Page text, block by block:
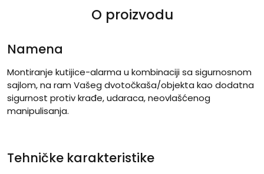
O proizvodu
Namena
Montiranje kutijice-alarma u kombinaciji sa sigurnosnom
sajlom, na ram Vašeg dvotočkaša/objekta kao dodatna
sigurnost protiv krađe, udaraca, neovlašćenog
manipulisanja.
Tehničke karakteristike